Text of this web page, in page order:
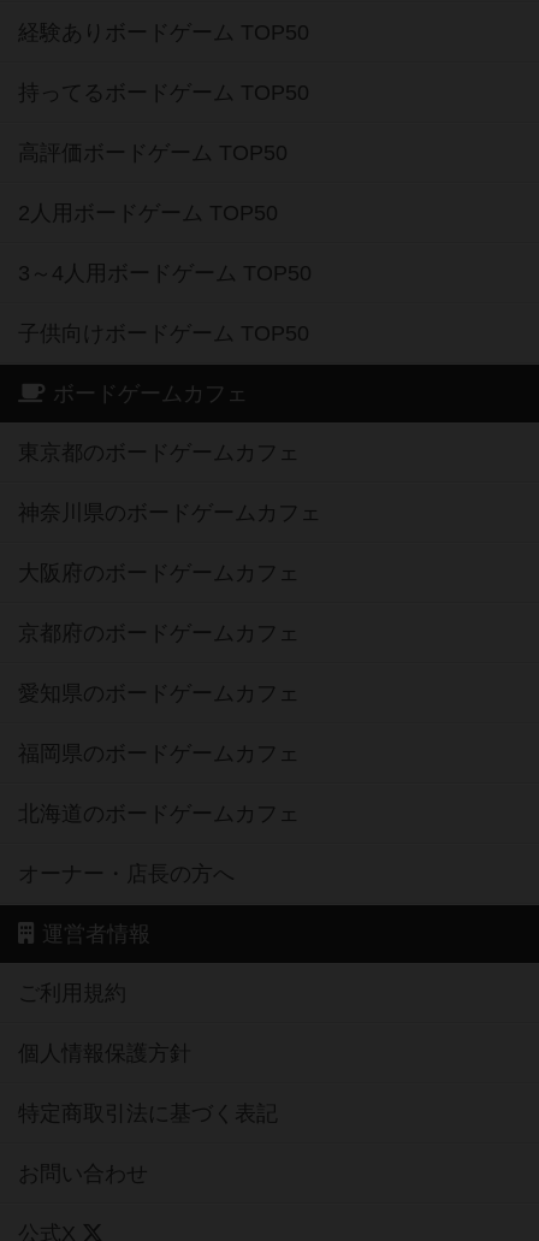
経験ありボードゲーム TOP50
持ってるボードゲーム TOP50
高評価ボードゲーム TOP50
2人用ボードゲーム TOP50
3～4人用ボードゲーム TOP50
子供向けボードゲーム TOP50
ボードゲームカフェ
東京都のボードゲームカフェ
神奈川県のボードゲームカフェ
大阪府のボードゲームカフェ
京都府のボードゲームカフェ
愛知県のボードゲームカフェ
福岡県のボードゲームカフェ
北海道のボードゲームカフェ
オーナー・店長の方へ
運営者情報
ご利用規約
個人情報保護方針
特定商取引法に基づく表記
お問い合わせ
公式X